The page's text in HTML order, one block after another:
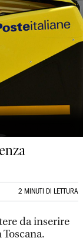
2 MINUTI DI LETTURA
da inserire